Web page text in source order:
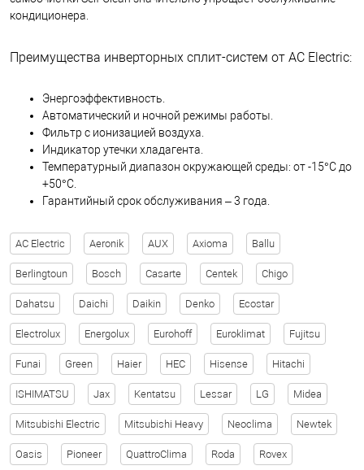
AC Electric Aeronik AUX Axioma Ballu
Berlingtoun Bosch Casarte Centek Chigo
Dahatsu Daichi Daikin Denko Ecostar
Electrolux Energolux Eurohoff Euroklimat Fujitsu
Funai Green Haier HEC Hisense Hitachi
ISHIMATSU Jax Kentatsu Lessar LG Midea
Mitsubishi Electric Mitsubishi Heavy Neoclima Newtek
Oasis Pioneer QuattroClima Roda Rovex
кондиционера.
Преимущества инверторных сплит-систем от AC Electric:
Энергоэффективность.
Автоматический и ночной режимы работы.
Фильтр с ионизацией воздуха.
Индикатор утечки хладагента.
Температурный диапазон окружающей среды: от -15°C до
+50°C.
Гарантийный срок обслуживания – 3 года.